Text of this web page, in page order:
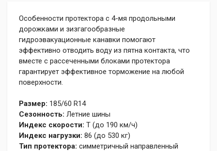
Особенности протектора с 4-мя продольными
дорожками и зизгагообразные
гидроэвакуационные канавки помогают
эффективно отводить воду из пятна контакта, что
вместе с рассеченными блоками протектора
гарантирует эффективное торможение на любой
поверхности.
Размер: 185/60 R14
Сезонность: Летние шины
Индекс скорости: T (до 190 км/ч)
Индекс нагрузки: 86 (до 530 кг)
Тип протектора: симметричный направленный